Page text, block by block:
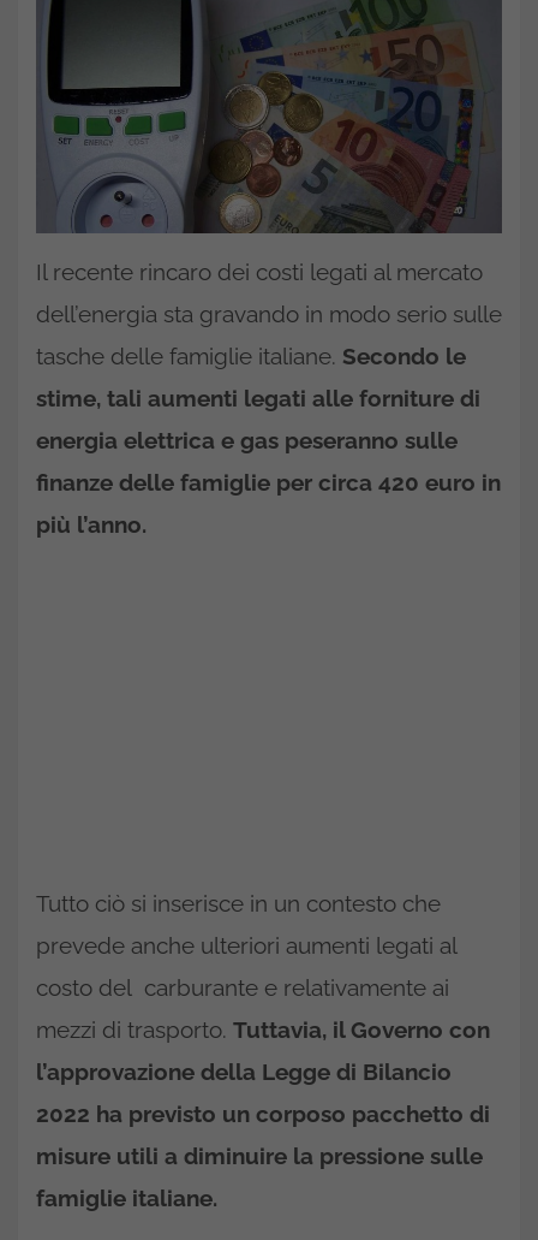
Il recente rincaro dei costi legati al mercato
dell’energia sta gravando in modo serio sulle
tasche delle famiglie italiane. Secondo le
stime, tali aumenti legati alle forniture di
energia elettrica e gas peseranno sulle
finanze delle famiglie per circa 420 euro in
più l’anno.
Tutto ciò si inserisce in un contesto che
prevede anche ulteriori aumenti legati al
costo del carburante e relativamente ai
mezzi di trasporto. Tuttavia, il Governo con
l’approvazione della Legge di Bilancio
2022 ha previsto un corposo pacchetto di
misure utili a diminuire la pressione sulle
famiglie italiane.